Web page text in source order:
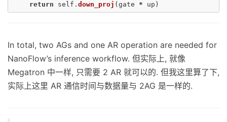
return
self . down_proj ( gate * up )
In total, two AGs and one AR operation are needed for
NanoFlow’s inference workflow. 但实际上, 就像
Megatron 中一样, 只需要 2 AR 就可以的. 但我这里算了下,
实际上这里 AR 通信时间与数据量与 2AG 是一样的.